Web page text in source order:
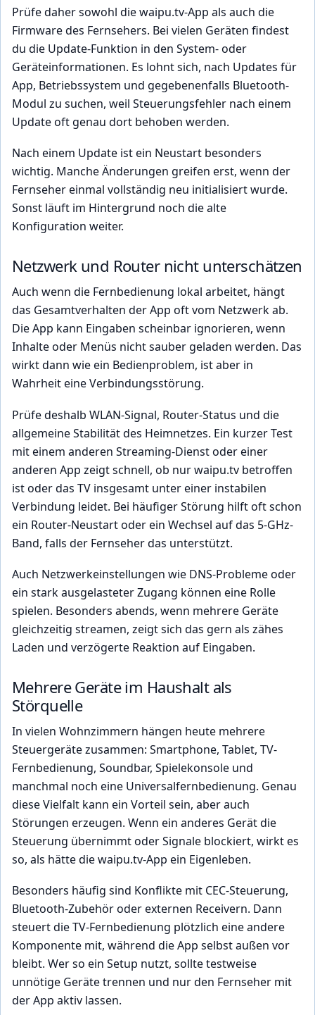
Prüfe daher sowohl die waipu.tv-App als auch die
Firmware des Fernsehers. Bei vielen Geräten findest
du die Update-Funktion in den System- oder
Geräteinformationen. Es lohnt sich, nach Updates für
App, Betriebssystem und gegebenenfalls Bluetooth-
Modul zu suchen, weil Steuerungsfehler nach einem
Update oft genau dort behoben werden.
Nach einem Update ist ein Neustart besonders
wichtig. Manche Änderungen greifen erst, wenn der
Fernseher einmal vollständig neu initialisiert wurde.
Sonst läuft im Hintergrund noch die alte
Konfiguration weiter.
Netzwerk und Router nicht unterschätzen
Auch wenn die Fernbedienung lokal arbeitet, hängt
das Gesamtverhalten der App oft vom Netzwerk ab.
Die App kann Eingaben scheinbar ignorieren, wenn
Inhalte oder Menüs nicht sauber geladen werden. Das
wirkt dann wie ein Bedienproblem, ist aber in
Wahrheit eine Verbindungsstörung.
Prüfe deshalb WLAN-Signal, Router-Status und die
allgemeine Stabilität des Heimnetzes. Ein kurzer Test
mit einem anderen Streaming-Dienst oder einer
anderen App zeigt schnell, ob nur waipu.tv betroffen
ist oder das TV insgesamt unter einer instabilen
Verbindung leidet. Bei häufiger Störung hilft oft schon
ein Router-Neustart oder ein Wechsel auf das 5-GHz-
Band, falls der Fernseher das unterstützt.
Auch Netzwerkeinstellungen wie DNS-Probleme oder
ein stark ausgelasteter Zugang können eine Rolle
spielen. Besonders abends, wenn mehrere Geräte
gleichzeitig streamen, zeigt sich das gern als zähes
Laden und verzögerte Reaktion auf Eingaben.
Mehrere Geräte im Haushalt als
Störquelle
In vielen Wohnzimmern hängen heute mehrere
Steuergeräte zusammen: Smartphone, Tablet, TV-
Fernbedienung, Soundbar, Spielekonsole und
manchmal noch eine Universalfernbedienung. Genau
diese Vielfalt kann ein Vorteil sein, aber auch
Störungen erzeugen. Wenn ein anderes Gerät die
Steuerung übernimmt oder Signale blockiert, wirkt es
so, als hätte die waipu.tv-App ein Eigenleben.
Besonders häufig sind Konflikte mit CEC-Steuerung,
Bluetooth-Zubehör oder externen Receivern. Dann
steuert die TV-Fernbedienung plötzlich eine andere
Komponente mit, während die App selbst außen vor
bleibt. Wer so ein Setup nutzt, sollte testweise
unnötige Geräte trennen und nur den Fernseher mit
der App aktiv lassen.